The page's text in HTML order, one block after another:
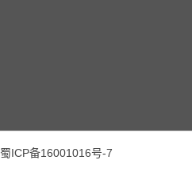
蜀ICP备16001016号-7